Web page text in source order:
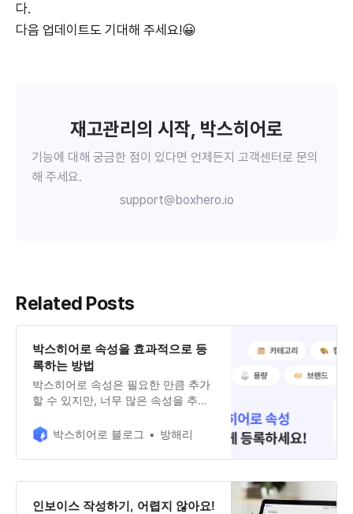
다.
다음 업데이트도 기대해 주세요!😀
재고관리의 시작, 박스히어로
기능에 대해 궁금한 점이 있다면 언제든지 고객센터로 문의
해 주세요.
support@boxhero.io
Related Posts
박스히어로 속성을 효과적으로 등
록하는 방법
박스히어로 속성은 필요한 만큼 추가
할 수 있지만, 너무 많은 속성을 추가
있어요. 속성 등록에 어려움을 겪고
록 팁을 준비했어요. 효과적인 속성
등록으로 더 정교한 재고 관리를 실천
박스히어로 블로그 방해리
인보이스 작성하기, 어렵지 않아요!